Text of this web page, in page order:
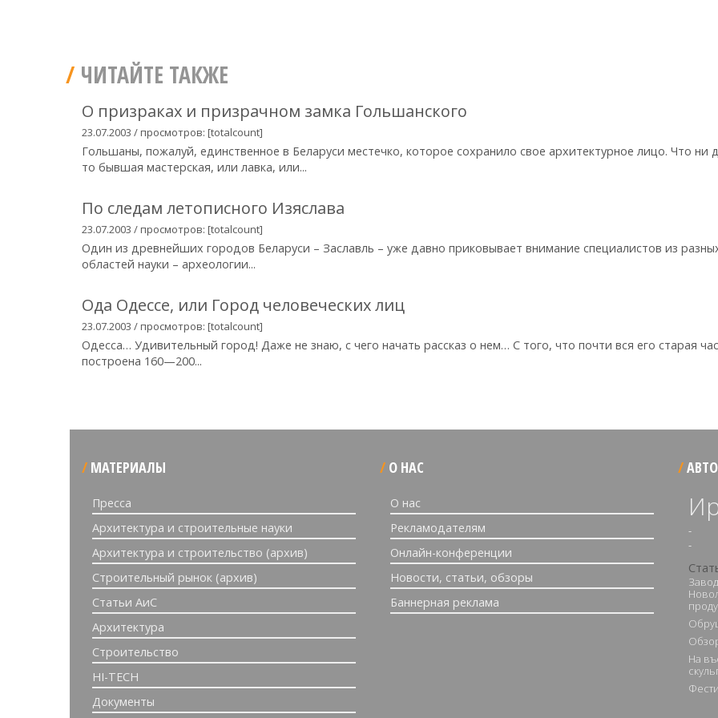
ЧИТАЙТЕ ТАКЖЕ
О призраках и призрачном замка Гольшанского
23.07.2003 / просмотров: [totalcount]
Гольшаны, пожалуй, единственное в Беларуси местечко, которое сохранило свое архитектурное лицо. Что
то бывшая мастерская, или лавка, или...
По следам летописного Изяслава
23.07.2003 / просмотров: [totalcount]
Один из древнейших городов Беларуси – Заславль – уже давно приковывает внимание специалистов из
областей науки – археологии...
Ода Одессе, или Город человеческих лиц
23.07.2003 / просмотров: [totalcount]
Одесса… Удивительный город! Даже не знаю, с чего начать рассказ о нем… С того, что почти вся его старая
построена 160—200...
МАТЕРИАЛЫ
Пресса
Архитектура и строительные науки
Архитектура и строительство (архив)
Строительный рынок (архив)
Статьи АиС
Архитектура
Строительство
HI-TECH
Документы
О НАС
О нас
Рекламодателям
Онлайн-конференции
Новости, статьи, обзоры
Баннерная реклама
-
-
На